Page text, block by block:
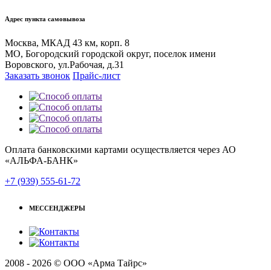
Адрес пункта самовывоза
Москва, МКАД 43 км, корп. 8
МО, Богородский городской округ, поселок имени
Воровского, ул.Рабочая, д.31
Заказать звонок Прайс-лист
Оплата банковскими картами осуществляется через АО
«АЛЬФА-БАНК»
+7 (939) 555-61-72
МЕССЕНДЖЕРЫ
2008 - 2026 © ООО «Арма Тайрс»